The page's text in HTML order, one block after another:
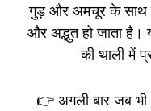
गुड़ और अमचूर के साथ
और अद्भुत हो जाता है।
की थाली में
👉 अगली बार जब भी